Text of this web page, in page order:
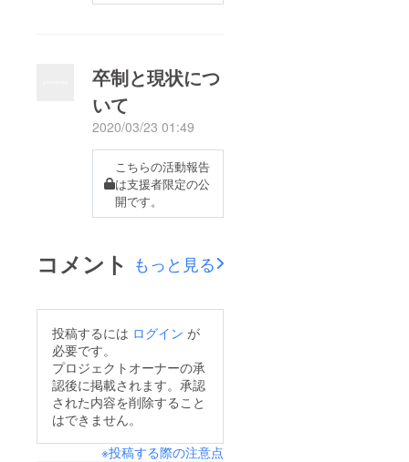
卒制と現状につ
いて
2020/03/23 01:49
こちらの活動報告
は支援者限定の公
開です。
コメント もっと見る
投稿するには ログイン が
必要です。
プロジェクトオーナーの承
認後に掲載されます。承認
された内容を削除すること
はできません。
※投稿する際の注意点